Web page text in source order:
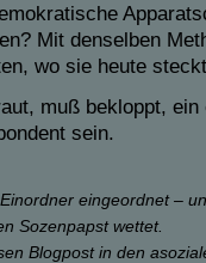
Mit denselben
wo sie heute
muß bekloppt,
sein.
eingeordnet –
Sozenpapst wettet.
Blogpost in den